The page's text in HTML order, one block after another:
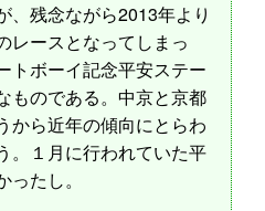
、残念ながら2013年より
レースとなってしまっ
トボーイ記念平安ステー
ものである。中京と京都
から近年の傾向にとらわ
。１月に行われていた平
たし。